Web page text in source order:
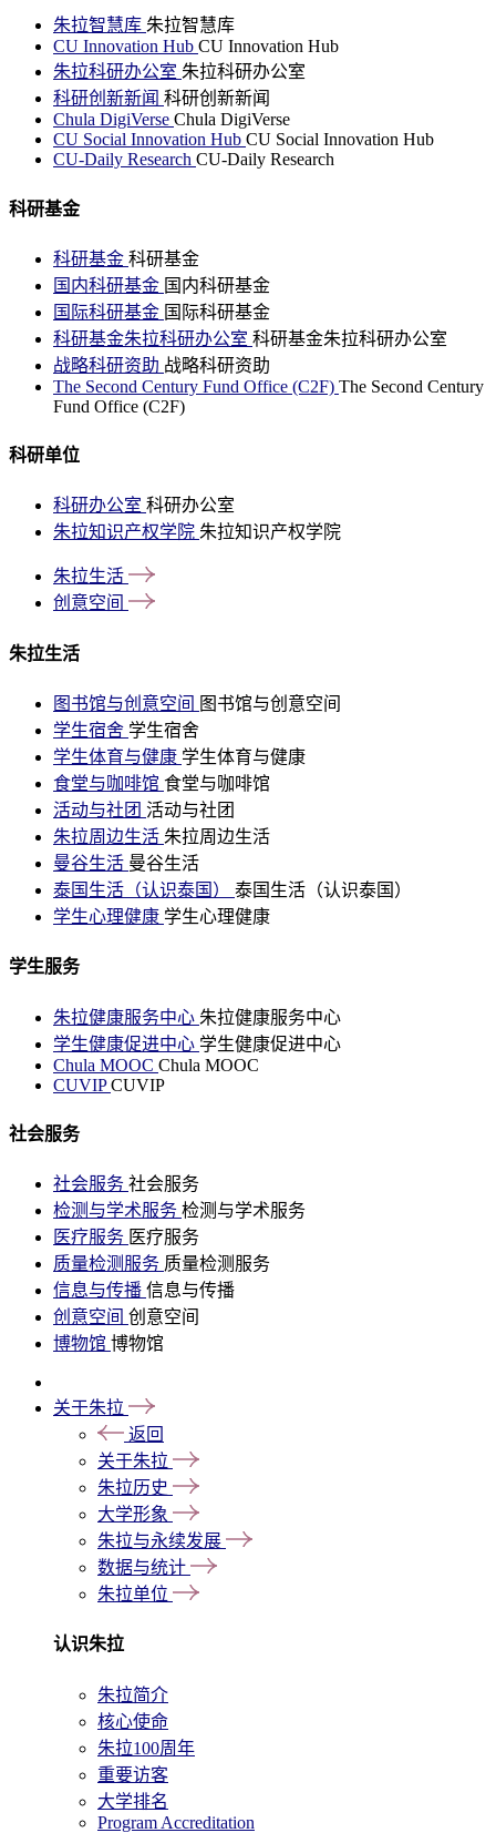
朱拉智慧库 朱拉智慧库
CU Innovation Hub CU Innovation Hub
朱拉科研办公室 朱拉科研办公室
科研创新新闻 科研创新新闻
Chula DigiVerse Chula DigiVerse
CU Social Innovation Hub CU Social Innovation Hub
CU-Daily Research CU-Daily Research
科研基金
科研基金 科研基金
国内科研基金 国内科研基金
国际科研基金 国际科研基金
科研基金朱拉科研办公室 科研基金朱拉科研办公室
战略科研资助 战略科研资助
The Second Century Fund Office (C2F) The Second Century
Fund Office (C2F)
科研单位
科研办公室 科研办公室
朱拉知识产权学院 朱拉知识产权学院
朱拉生活
创意空间
朱拉生活
图书馆与创意空间 图书馆与创意空间
学生宿舍 学生宿舍
学生体育与健康 学生体育与健康
食堂与咖啡馆 食堂与咖啡馆
活动与社团 活动与社团
朱拉周边生活 朱拉周边生活
曼谷生活 曼谷生活
泰国生活（认识泰国） 泰国生活（认识泰国）
学生心理健康 学生心理健康
学生服务
朱拉健康服务中心 朱拉健康服务中心
学生健康促进中心 学生健康促进中心
Chula MOOC Chula MOOC
CUVIPCUVIP
社会服务
社会服务 社会服务
检测与学术服务 检测与学术服务
医疗服务 医疗服务
质量检测服务 质量检测服务
信息与传播 信息与传播
创意空间 创意空间
博物馆 博物馆
关于朱拉
返回
关于朱拉
朱拉历史
大学形象
朱拉与永续发展
数据与统计
朱拉单位
认识朱拉
朱拉简介
核心使命
朱拉100周年
重要访客
大学排名
Program Accreditation